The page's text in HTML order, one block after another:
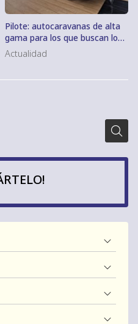
Pilote: autocaravanas de alta
gama para los que buscan lo
mejor
Actualidad